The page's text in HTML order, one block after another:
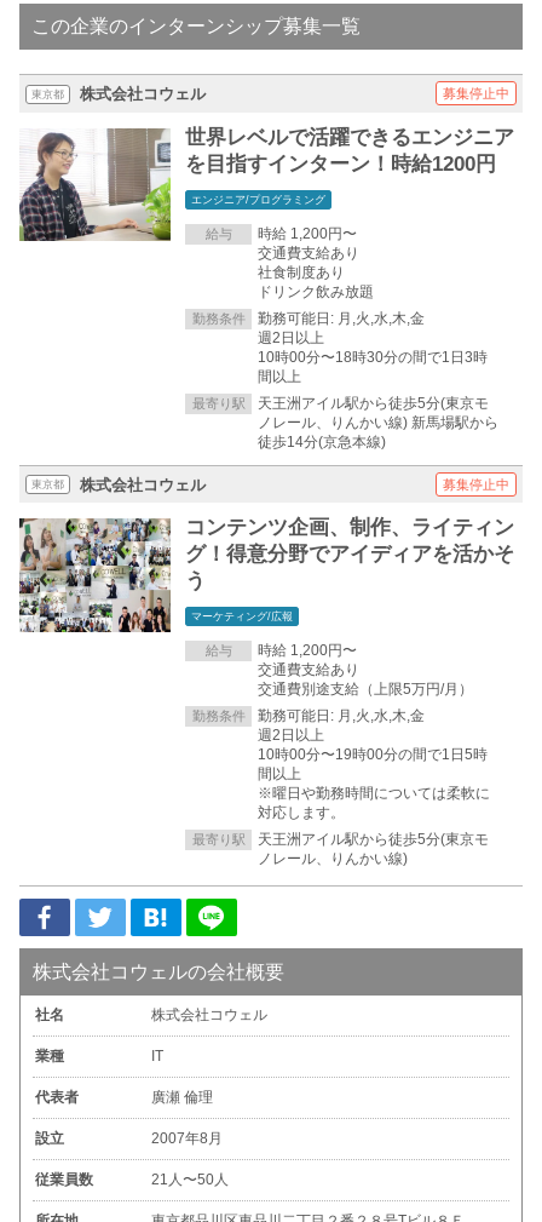
この企業のインターンシップ募集一覧
東京都 株式会社コウェル 募集停止中
世界レベルで活躍できるエンジニア
を目指すインターン！時給1200円
エンジニア/プログラミング
給与
時給 1,200円〜
交通費支給あり
社食制度あり
ドリンク飲み放題
勤務条件
勤務可能日: 月,火,水,木,金
週2日以上
10時00分〜18時30分の間で1日3時
間以上
最寄り駅
天王洲アイル駅から徒歩5分(東京モ
ノレール、りんかい線) 新馬場駅から
徒歩14分(京急本線)
東京都 株式会社コウェル 募集停止中
コンテンツ企画、制作、ライティン
グ！得意分野でアイディアを活かそ
う
マーケティング/広報
給与
時給 1,200円〜
交通費支給あり
交通費別途支給（上限5万円/月）
勤務条件
勤務可能日: 月,火,水,木,金
週2日以上
10時00分〜19時00分の間で1日5時
間以上
※曜日や勤務時間については柔軟に
対応します。
最寄り駅
天王洲アイル駅から徒歩5分(東京モ
ノレール、りんかい線)
株式会社コウェルの会社概要
社名 株式会社コウェル
業種 IT
代表者 廣瀬 倫理
設立 2007年8月
従業員数 21人〜50人